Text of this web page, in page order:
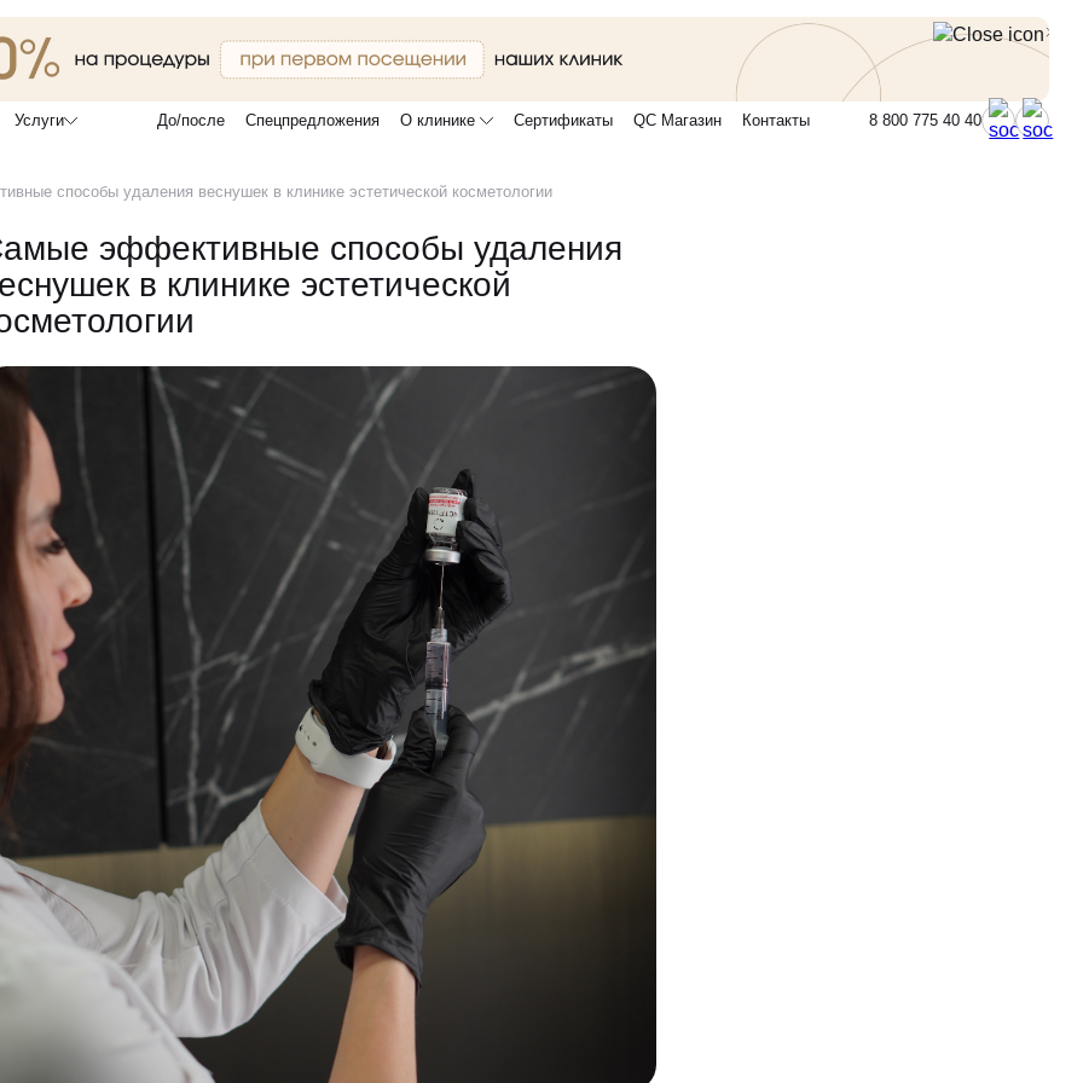
Услуги До/после Спецпредложения О клинике Сертификаты QC Магазин Контакты 8 800 775 40 40
способы удаления веснушек в клинике эстетической косметологии
эффективные способы удаления
в клинике эстетической